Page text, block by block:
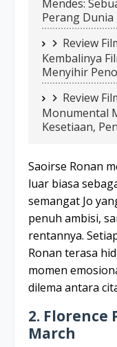
Mendes:
Perang Dunia
Review
Kembalinya
Menyihir
Review
Monumental
Kesetiaan,
Saoirse Ronan
luar biasa
semangat Jo
penuh ambisi,
rentannya.
Ronan terasa
momen
dilema antara
2. Florence
March